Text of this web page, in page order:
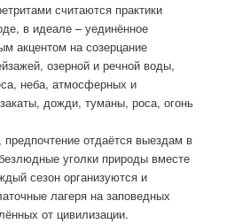
считаются практики
в идеале – уединённое
акцентом на созерцание
озерной и речной воды,
неба, атмосферных и
дожди, туманы, роса, огонь
отдаётся выездам в
уголки природы вместе
сезон организуются и
лагеря на заповедных
от цивилизации.